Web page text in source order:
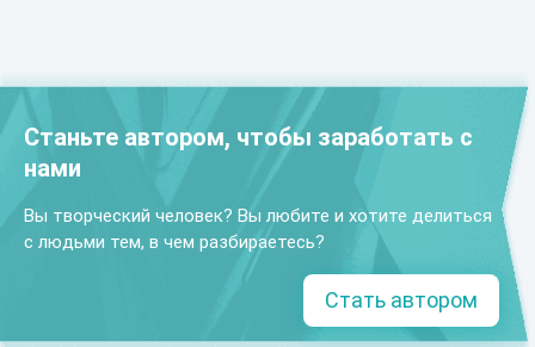
Станьте автором, чтобы заработать с
нами
Вы творческий человек? Вы любите и хотите делиться
с людьми тем, в чем разбираетесь?
Стать автором